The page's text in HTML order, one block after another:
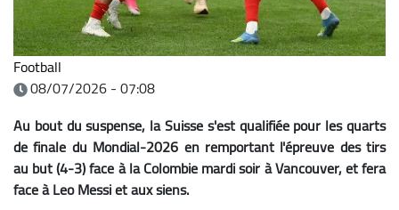
Football
08/07/2026 - 07:08
Au bout du suspense, la Suisse s'est qualifiée pour les quarts
de finale du Mondial-2026 en remportant l'épreuve des tirs
au but (4-3) face à la Colombie mardi soir à Vancouver, et fera
face à Leo Messi et aux siens.